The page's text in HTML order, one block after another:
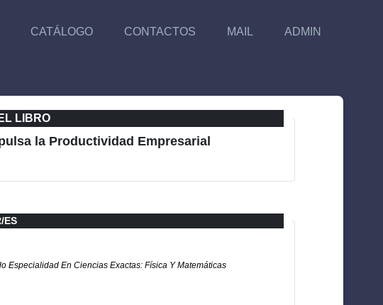
CATÁLOGO CONTACTOS MAIL ADMIN
LIBRO
la Productividad Empresarial
ES
Especialidad En Ciencias Exactas: Física Y Matemáticas